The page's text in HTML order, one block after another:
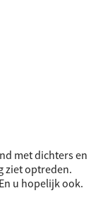
met dichters en
ziet optreden.
u hopelijk ook.